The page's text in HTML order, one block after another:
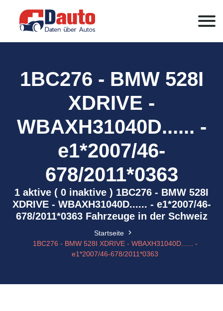
1BC276 - BMW 528I
XDRIVE -
WBAXH31040D...... -
e1*2007/46-
678/2011*0363
1 aktive ( 0 inaktive ) 1BC276 - BMW 528I
XDRIVE - WBAXH31040D...... - e1*2007/46-
678/2011*0363 Fahrzeuge in der Schweiz
Startseite
1BC276 - BMW 528I XDRIVE - WBAXH31040D...... -
e1*2007/46-678/2011*0363